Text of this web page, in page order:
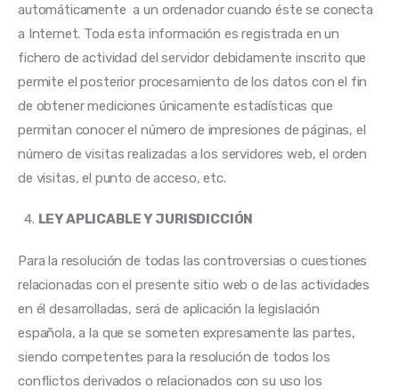
automáticamente  a un ordenador cuando éste se conecta
a Internet. Toda esta información es registrada en un
fichero de actividad del servidor debidamente inscrito que
permite el posterior procesamiento de los datos con el fin
de obtener mediciones únicamente estadísticas que
permitan conocer el número de impresiones de páginas, el
número de visitas realizadas a los servidores web, el orden
de visitas, el punto de acceso, etc.
LEY APLICABLE Y JURISDICCIÓN
Para la resolución de todas las controversias o cuestiones
relacionadas con el presente sitio web o de las actividades
en él desarrolladas, será de aplicación la legislación
española, a la que se someten expresamente las partes,
siendo competentes para la resolución de todos los
conflictos derivados o relacionados con su uso los